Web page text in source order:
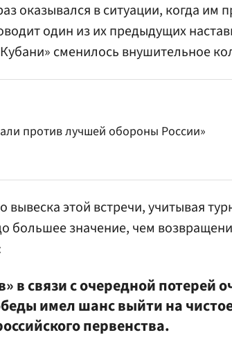
оказывался в ситуации, когда им
один из их предыдущих
сменилось внушительное
против лучшей обороны России»
вывеска этой встречи, учитывая
большее значение, чем
в связи с очередной потерей
имел шанс выйти на
первенства.